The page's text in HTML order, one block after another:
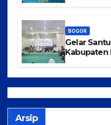
BOGOR
Gelar
Kabupaten
Arsip